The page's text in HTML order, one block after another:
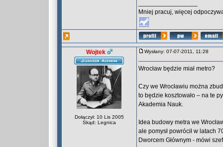
Mniej pracuj, więcej
Wojtek
Dołączył: 10 Lis 2005
Skąd: Legnica
Wysłany: 07-07-2011, 11:28
Wrocław będzie miał metro?
Czy we Wrocławiu można
to będzie kosztowało – na te
Akademia Nauk.
Idea budowy metra we
ale pomysł powrócił w latach
Dworcem Głównym - mówi